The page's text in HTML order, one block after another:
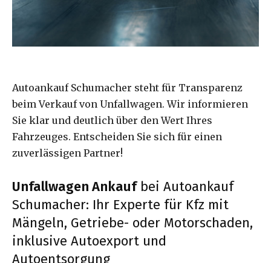
Autoankauf Schumacher steht für Transparenz
beim Verkauf von Unfallwagen. Wir informieren
Sie klar und deutlich über den Wert Ihres
Fahrzeuges. Entscheiden Sie sich für einen
zuverlässigen Partner!
Unfallwagen Ankaufbei Autoankauf
Schumacher: Ihr Experte für Kfz mit
Mängeln, Getriebe- oder Motorschaden,
inklusive Autoexport und
Autoentsorgung